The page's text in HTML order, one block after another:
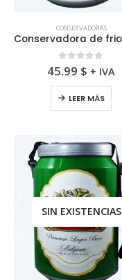
CONSERVADORAS
0fuera de 5
45.99 $ + IVA
LEER MÁS
SIN EXISTENCIAS